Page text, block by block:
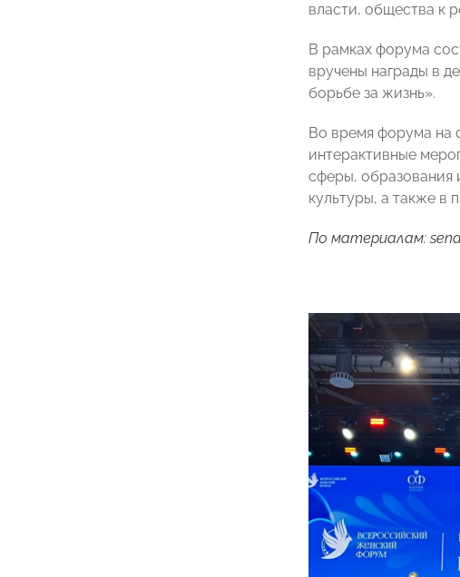
власти, общества к
В рамках форума
вручены награды в
борьбе за жизнь».
Во время форума на
интерактивные
сферы, образования
культуры, а также в
По материалам: